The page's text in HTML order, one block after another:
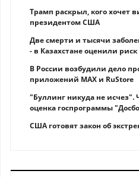
Трамп раскрыл, кого хочет
президентом США
Две смерти и тысячи
- в Казахстане оценили
В России возбудили дело
приложений MAX и RuStore
"Буллинг никуда не исчез".
оценка госпрограммы
США готовят закон об